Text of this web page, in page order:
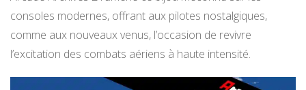
consoles modernes, offrant aux pilotes nostalgiques,
comme aux nouveaux venus, l’occasion de revivre
l’excitation des combats aériens à haute intensité.